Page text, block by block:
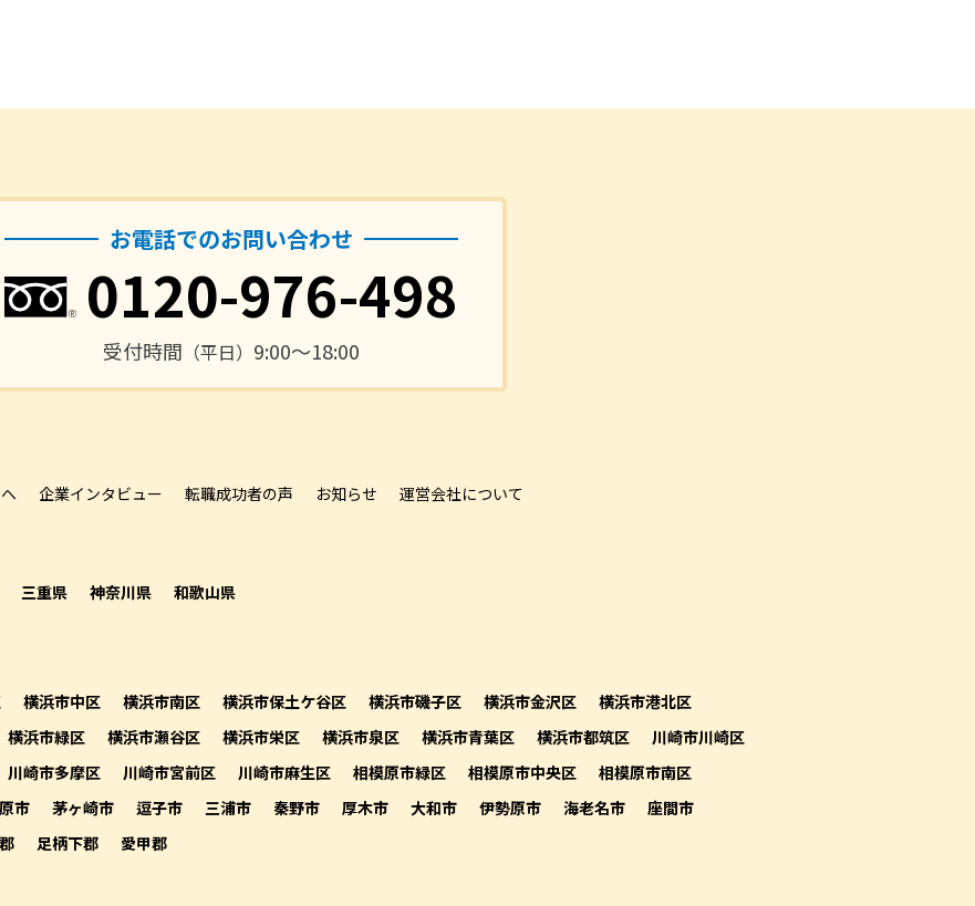
お電話でのお問い合わせ
0120-976-498
受付時間 （平日） 9:00〜18:00
企業インタビュー 転職成功者の声 お知らせ 運営会社について
三重県 神奈川県 和歌山県
横浜市中区 横浜市南区 横浜市保土ケ谷区 横浜市磯子区 横浜市金沢区
横浜市港北区
横浜市緑区 横浜市瀬谷区 横浜市栄区 横浜市泉区 横浜市青葉区 横浜市都筑区
川崎市川崎区
川崎市多摩区 川崎市宮前区 川崎市麻生区 相模原市緑区 相模原市中央区
相模原市南区
市 茅ヶ崎市 逗子市 三浦市 秦野市 厚木市 大和市 伊勢原市 海老名市
座間市
足柄下郡 愛甲郡